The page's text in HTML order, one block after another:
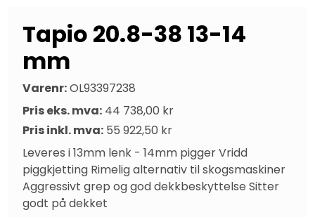
Tapio 20.8-38 13-14
mm
Varenr:OL93397238
Pris eks. mva: 44 738,00 kr
Pris inkl. mva: 55 922,50 kr
Leveres i 13mm lenk - 14mm pigger Vridd
piggkjetting Rimelig alternativ til skogsmaskiner
Aggressivt grep og god dekkbeskyttelse Sitter
godt på dekket